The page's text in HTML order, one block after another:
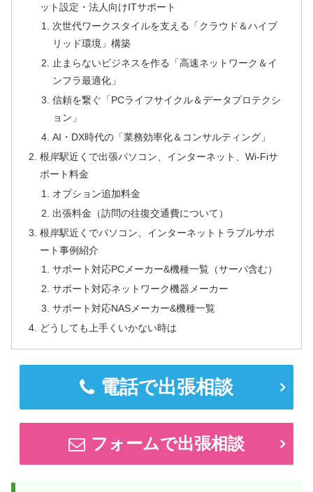
ット設定・法人向けITサポート
次世代ワークスタイルを支える「クラウド＆ハイブ
リッド環境」構築
止まらないビジネスを作る「高速ネットワーク＆イ
ンフラ最適化」
信頼を繋ぐ「PCライフサイクル＆データプロテクシ
ョン」
AI・DX時代の「業務効率化＆コンサルティング」
根岸駅近くで出張パソコン、インターネット、Wi-Fiサ
ポート料金
オプション追加料金
出張料金（訪問の往復交通費について）
根岸駅近くでパソコン、インターネットトラブルサポ
ート事例紹介
サポート対応PCメーカー&機種一覧（サーバ含む）
サポート対応ネットワーク機器メーカー
サポート対応NASメーカー&機種一覧
どうしても上手くいかない時は
電話で出張相談
フォームで出張相談